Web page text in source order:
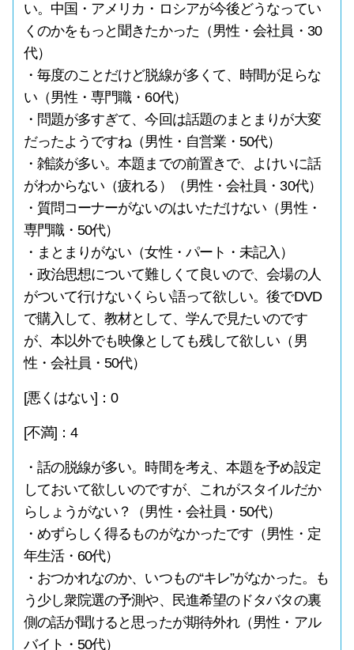
い。中国・アメリカ・ロシアが今後どうなってい
くのかをもっと聞きたかった（男性・会社員・30
代）
・毎度のことだけど脱線が多くて、時間が足らな
い（男性・専門職・60代）
・問題が多すぎて、今回は話題のまとまりが大変
だったようですね（男性・自営業・50代）
・雑談が多い。本題までの前置きで、よけいに話
がわからない（疲れる）（男性・会社員・30代）
・質問コーナーがないのはいただけない（男性・
専門職・50代）
・まとまりがない（女性・パート・未記入）
・政治思想について難しくて良いので、会場の人
がついて行けないくらい語って欲しい。後でDVD
で購入して、教材として、学んで見たいのです
が、本以外でも映像としても残して欲しい（男
性・会社員・50代）
[悪くはない]：0
[不満]：4
・話の脱線が多い。時間を考え、本題を予め設定
しておいて欲しいのですが、これがスタイルだか
らしょうがない？（男性・会社員・50代）
・めずらしく得るものがなかったです（男性・定
年生活・60代）
・おつかれなのか、いつもの“キレ”がなかった。も
う少し衆院選の予測や、民進希望のドタバタの裏
側の話が聞けると思ったが期待外れ（男性・アル
バイト・50代）